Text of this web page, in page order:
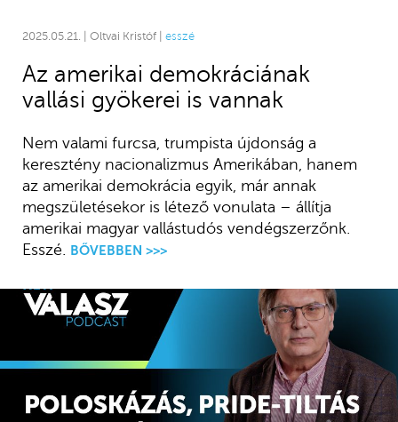
2025.05.21. | Oltvai Kristóf | esszé
Az amerikai demokráciának
vallási gyökerei is vannak
Nem valami furcsa, trumpista újdonság a
keresztény nacionalizmus Amerikában, hanem
az amerikai demokrácia egyik, már annak
megszületésekor is létező vonulata – állítja
amerikai magyar vallástudós vendégszerzőnk.
Esszé.
BŐVEBBEN >>>